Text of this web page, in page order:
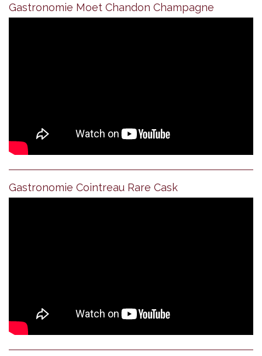
Gastronomie Moet Chandon Champagne
Gastronomie Cointreau Rare Cask